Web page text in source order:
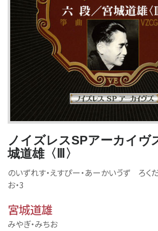
ノイズレスSPアーカイヴ
城道雄〈Ⅲ〉
のいずれす・えすぴー・あーかいゔず ろく
お・3
宮城道雄
みやぎ・みちお